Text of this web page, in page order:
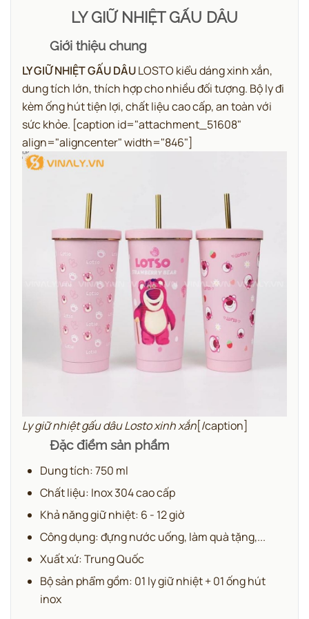
LY GIỮ NHIỆT GẤU DÂU
Giới thiệu chung
LY GIỮ NHIỆT GẤU DÂULOSTO kiểu dáng xinh xắn,
dung tích lớn, thích hợp cho nhiều đối tượng. Bộ ly đi
kèm ống hút tiện lợi, chất liệu cao cấp, an toàn với
sức khỏe. [caption id="attachment_51608"
align="aligncenter" width="846"]
Ly giữ nhiệt gấu dâu Losto xinh xắn[/caption]
Đặc điểm sản phẩm
Dung tích: 750 ml
Chất liệu: Inox 304 cao cấp
Khả năng giữ nhiệt: 6 - 12 giờ
Công dụng: đựng nước uống, làm quà tặng,...
Xuất xứ: Trung Quốc
Bộ sản phẩm gồm: 01 ly giữ nhiệt + 01 ống hút
inox